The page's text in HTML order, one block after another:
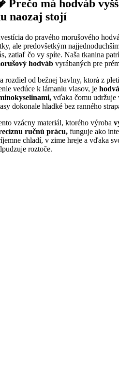
Prečo má hodváb
naozaj stojí
do pravého morušového
ale predovšetkým
zatiaľ čo vy spíte. Naša tkanina
hodváb vyrábaných pre
rozdiel od bežnej bavlny, ktorá z
vedúce k lámaniu vlasov, je
vďaka čomu udržuje
dokonale hladké bez ranného
vzácny materiál, ktorého výroba
ručnú prácu, funguje ako
chladí, v zime hreje a vďaka
roztoče.